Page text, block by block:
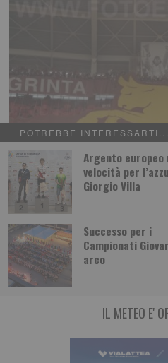
POTREBBE INTERESSARTI...
Argento europeo
velocità per
Giorgio Villa
Successo per i
Campionati
arco
Torino, la solita protesta: “Cairo
dirlo?
Anche nell’estate 2026 la
striscioni e richieste di cessione restano
IL METEO E'